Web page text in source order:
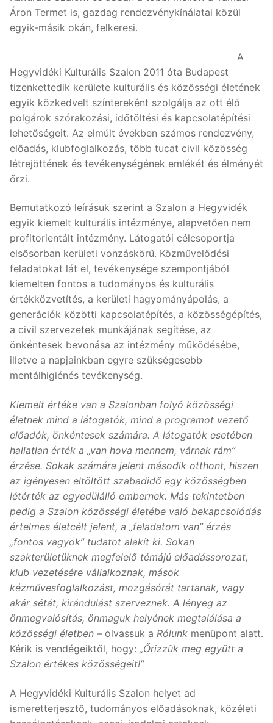
Áron Termet is, gazdag rendezvénykínálatai közül
egyik-másik okán, felkeresi.
A
Hegyvidéki Kulturális Szalon 2011 óta Budapest
tizenkettedik kerülete kulturális és közösségi életének
egyik közkedvelt színtereként szolgálja az ott élő
polgárok szórakozási, időtöltési és kapcsolatépítési
lehetőségeit. Az elmúlt években számos rendezvény,
előadás, klubfoglalkozás, több tucat civil közösség
létrejöttének és tevékenységének emlékét és élményét
őrzi.
Bemutatkozó leírásuk szerint a Szalon a Hegyvidék
egyik kiemelt kulturális intézménye, alapvetően nem
profitorientált intézmény. Látogatói célcsoportja
elsősorban kerületi vonzáskörű. Közművelődési
feladatokat lát el, tevékenysége szempontjából
kiemelten fontos a tudományos és kulturális
értékközvetítés, a kerületi hagyományápolás, a
generációk közötti kapcsolatépítés, a közösségépítés,
a civil szervezetek munkájának segítése, az
önkéntesek bevonása az intézmény működésébe,
illetve a napjainkban egyre szükségesebb
mentálhigiénés tevékenység.
Kiemelt értéke van a Szalonban folyó közösségi
életnek mind a látogatók, mind a programot vezető
előadók, önkéntesek számára. A látogatók esetében
hallatlan érték a „van hova mennem, várnak rám”
érzése. Sokak számára jelent második otthont, hiszen
az igényesen eltöltött szabadidő egy közösségben
létérték az egyedülálló embernek. Más tekintetben
pedig a Szalon közösségi életébe való bekapcsolódás
értelmes életcélt jelent, a „feladatom van” érzés
„fontos vagyok” tudatot alakít ki. Sokan
szakterületüknek megfelelő témájú előadássorozat,
klub vezetésére vállalkoznak, mások
kézművesfoglalkozást, mozgásórát tartanak, vagy
akár sétát, kirándulást szerveznek. A lényeg az
önmegvalósítás, önmaguk helyének megtalálása a
közösségi életben – olvassuk a Rólunk menüpont alatt.
Kérik is vendégeiktől, hogy: „Őrizzük meg együtt a
Szalon értékes közösségeit!”
A Hegyvidéki Kulturális Szalon helyet ad
ismeretterjesztő, tudományos előadásoknak, közéleti